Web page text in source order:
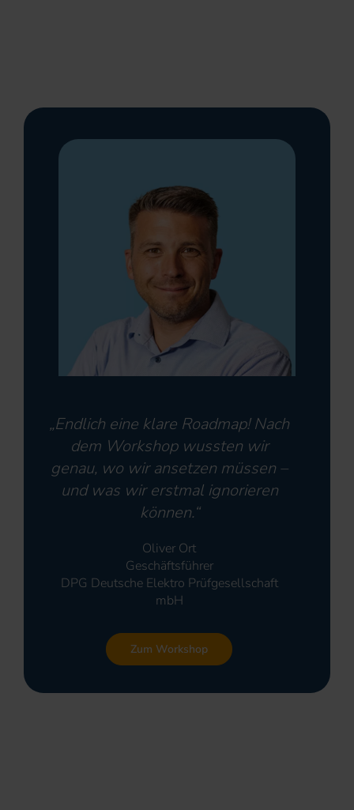
„Endlich eine klare Roadmap! Nach
dem Workshop wussten wir
genau, wo wir ansetzen müssen –
und was wir erstmal ignorieren
können.“
Oliver Ort
Geschäftsführer
DPG Deutsche Elektro Prüfgesellschaft
mbH
Zum Workshop